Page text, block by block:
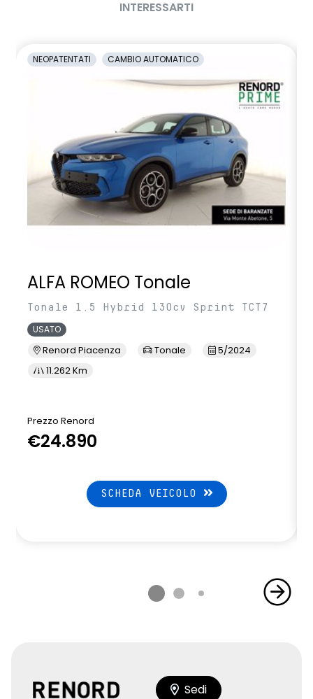
INTERESSARTI
NEOPATENTATI CAMBIO AUTOMATICO
ALFA ROMEO Tonale
Tonale 1.5 Hybrid 130cv Sprint TCT7
USATO
Renord Piacenza Tonale
5/2024
11.262 Km
Prezzo Renord
€24.890
SCHEDA VEICOLO
Sedi